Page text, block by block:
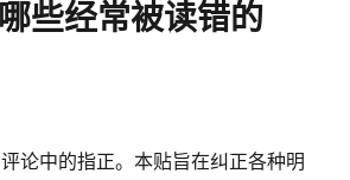
些经常被读错的
论中的指正。本贴旨在纠正各种明